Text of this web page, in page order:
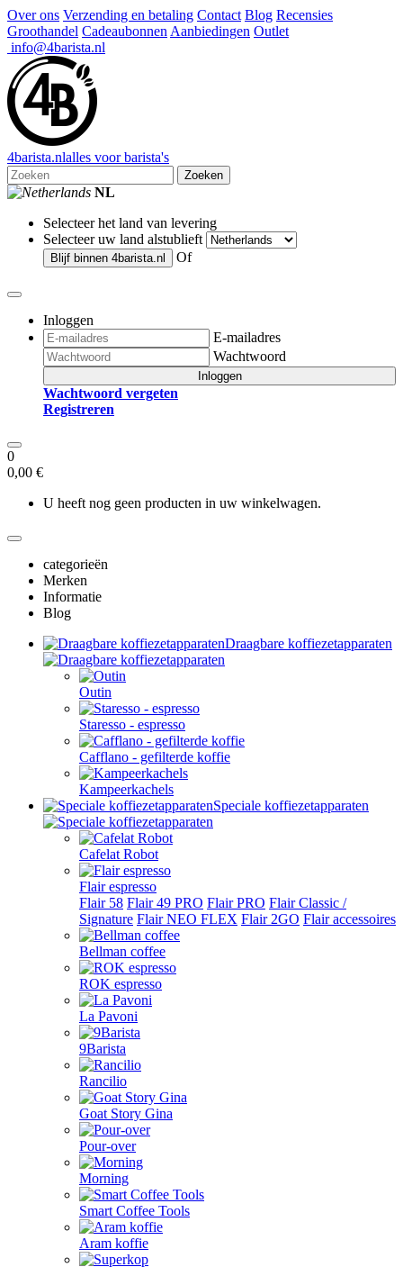
Over ons Verzending en betaling Contact Blog Recensies
Groothandel Cadeaubonnen Aanbiedingen Outlet
info@4barista.nl
4barista.nlalles voor barista's
Zoeken
NL
Selecteer het land van levering
Selecteer uw land alstublieft
Blijf binnen 4barista.nl Of
Inloggen
E-mailadres
Wachtwoord
Inloggen
Wachtwoord vergeten
Registreren
0
0,00 €
U heeft nog geen producten in uw winkelwagen.
categorieën
Merken
Informatie
Blog
Draagbare koffiezetapparaten
Outin
Staresso - espresso
Cafflano - gefilterde koffie
Kampeerkachels
Speciale koffiezetapparaten
Cafelat Robot
Flair espresso
Flair 58 Flair 49 PRO Flair PRO Flair Classic /
Signature Flair NEO FLEX Flair 2GO Flair accessoires
Bellman coffee
ROK espresso
La Pavoni
9Barista
Rancilio
Goat Story Gina
Pour-over
Morning
Smart Coffee Tools
Aram koffie